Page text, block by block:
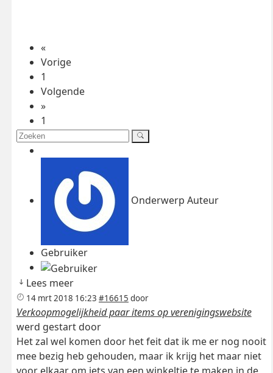
«
Vorige
1
Volgende
»
1
Onderwerp Auteur
Gebruiker
Lees meer
14 mrt 2018 16:23 #16615 door
Verkoopmogelijkheid paar items op verenigingswebsite
werd gestart door
Het zal wel komen door het feit dat ik me er nog nooit
mee bezig heb gehouden, maar ik krijg het maar niet
voor elkaar om iets van een winkeltje te maken in de